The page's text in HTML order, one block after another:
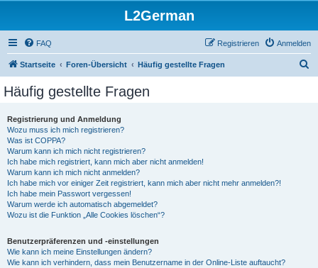
L2German
FAQ Anmelden
Registrieren
Startseite Foren-Übersicht Häufig gestellte Fragen
Häufig gestellte Fragen
Registrierung und Anmeldung
Wozu muss ich mich registrieren?
Was ist COPPA?
Warum kann ich mich nicht registrieren?
Ich habe mich registriert, kann mich aber nicht anmelden!
Warum kann ich mich nicht anmelden?
Ich habe mich vor einiger Zeit registriert, kann mich aber nicht mehr anmelden?!
Ich habe mein Passwort vergessen!
Warum werde ich automatisch abgemeldet?
Wozu ist die Funktion „Alle Cookies löschen“?
Benutzerpräferenzen und -einstellungen
Wie kann ich meine Einstellungen ändern?
Wie kann ich verhindern, dass mein Benutzername in der Online-Liste auftaucht?